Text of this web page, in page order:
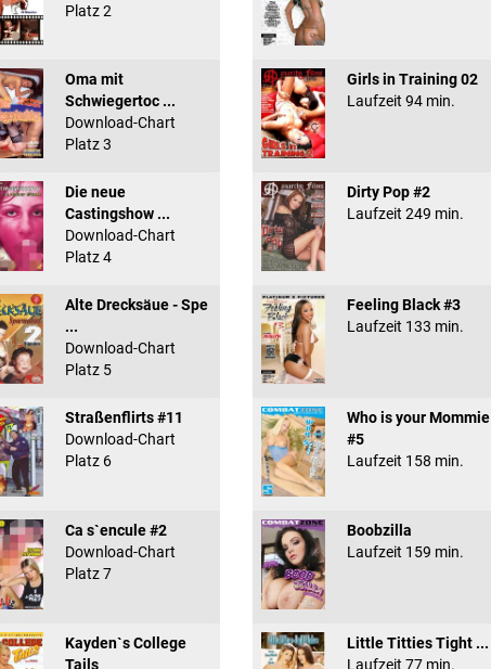
Platz 2
Oma mit
Schwiegertoc ...
Download-Chart
Platz 3
Die neue
Castingshow ...
Download-Chart
Platz 4
Alte Drecksäue - Spe
...
Download-Chart
Platz 5
Straßenflirts #11
Download-Chart
Platz 6
Ca s`encule #2
Download-Chart
Platz 7
Kayden`s College
Tails
Girls in Training 02
Laufzeit 94 min.
Dirty Pop #2
Laufzeit 249 min.
Feeling Black #3
Laufzeit 133 min.
Who is your Mommie
#5
Laufzeit 158 min.
Boobzilla
Laufzeit 159 min.
Little Titties Tight ...
Laufzeit 77 min.